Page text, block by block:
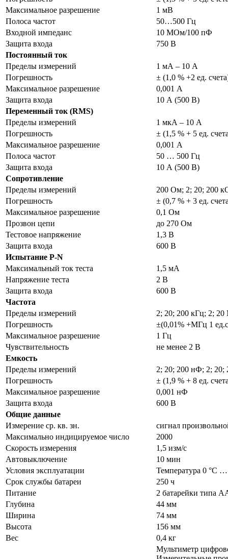
Максимальное разрешение
1 мВ
Полоса частот
50…500 Гц
Входной импеданс
10 МОм/100 пФ
Защита входа
750 В
Постоянный ток
Пределы измерений
1 мА – 10 А
Погрешность
± (1,0 % +2 ед.
Максимальное разрешение
0,001 А
Защита входа
10 А (500 В)
Переменный ток (RMS)
Пределы измерений
1 мкА – 10 А
Погрешность
± (1,5 % + 5 ед.
Максимальное разрешение
0,001 А
Полоса частот
50 … 500 Гц
Защита входа
10 А (500 В)
Сопротивление
Пределы измерений
200 Ом; 2; 20; 200
Погрешность
± (0,7 % + 3 ед.
Максимальное разрешение
0,1 Ом
Прозвон цепи
до 270 Ом
Тестовое напряжение
1,3 В
Защита входа
600 В
Испытание P-N
Максимальный ток теста
1,5 мА
Напряжение теста
2 В
Защита входа
600 В
Частота
Пределы измерений
2; 20; 200 кГц; 2;
Погрешность
±(0,01% +МГц 1
Максимальное разрешение
1 Гц
Чувствительность
не менее 2 В
Емкость
Пределы измерений
2; 20; 200 нФ; 2;
Погрешность
± (1,9 % + 8 ед.
Максимальное разрешение
0,001 нФ
Защита входа
600 В
Общие данные
Измерение ср. кв. зн.
сигнал
Максимально индицируемое число
2000
Скорость измерения
1,5 изм/с
Автовыключение
10 мин
Условия эксплуатации
Температура 0 °С …
Срок службы батареи
250 ч
Питание
2 батарейки типа
Глубина
44 мм
Ширина
74 мм
Высота
156 мм
Вес
0,4 кг
Мультиметр